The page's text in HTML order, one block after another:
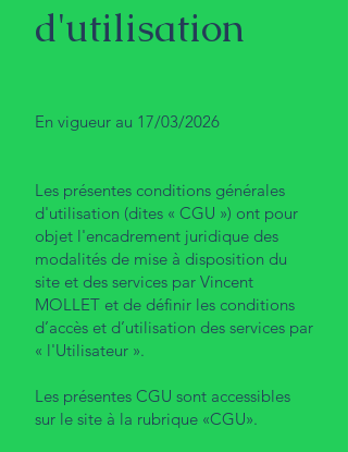
d'utilisation
En vigueur au 17/03/2026
Les présentes conditions générales
d'utilisation (dites « CGU ») ont pour
objet l'encadrement juridique des
modalités de mise à disposition du
site et des services par Vincent
MOLLET et de définir les conditions
d’accès et d’utilisation des services par
« l'Utilisateur ».
Les présentes CGU sont accessibles
sur le site à la rubrique «CGU».